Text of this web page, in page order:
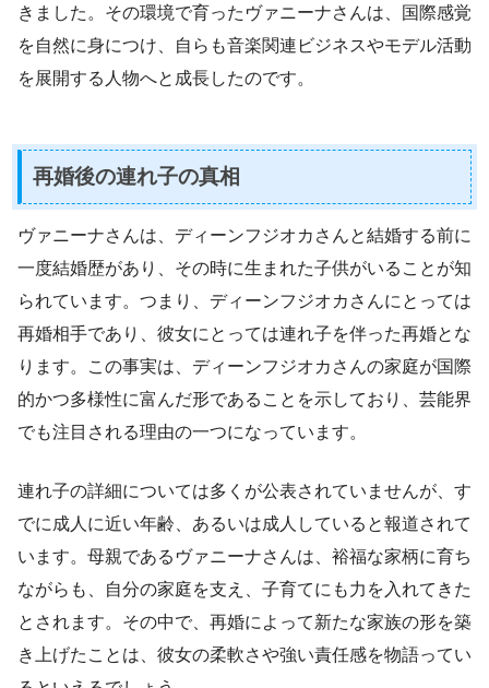
きました。その環境で育ったヴァニーナさんは、国際感覚
を自然に身につけ、自らも音楽関連ビジネスやモデル活動
を展開する人物へと成長したのです。
再婚後の連れ子の真相
ヴァニーナさんは、ディーンフジオカさんと結婚する前に
一度結婚歴があり、その時に生まれた子供がいることが知
られています。つまり、ディーンフジオカさんにとっては
再婚相手であり、彼女にとっては連れ子を伴った再婚とな
ります。この事実は、ディーンフジオカさんの家庭が国際
的かつ多様性に富んだ形であることを示しており、芸能界
でも注目される理由の一つになっています。
連れ子の詳細については多くが公表されていませんが、す
でに成人に近い年齢、あるいは成人していると報道されて
います。母親であるヴァニーナさんは、裕福な家柄に育ち
ながらも、自分の家庭を支え、子育てにも力を入れてきた
とされます。その中で、再婚によって新たな家族の形を築
き上げたことは、彼女の柔軟さや強い責任感を物語ってい